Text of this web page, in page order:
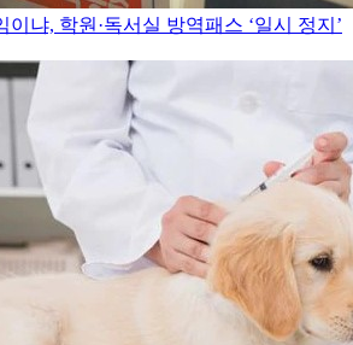
이냐, 학원·독서실 방역패스 ‘일시 정지’